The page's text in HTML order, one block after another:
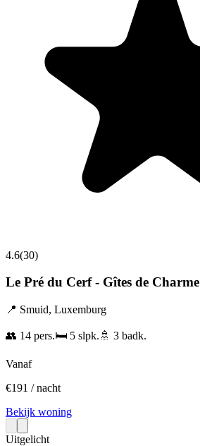
4.6(30)
Le Pré du Cerf - Gîtes de Charme
📍 Smuid, Luxemburg
👥 14 pers.🛏️ 5 slpk. 🚿 3 badk.
Vanaf
€191 / nacht
Bekijk woning
Uitgelicht